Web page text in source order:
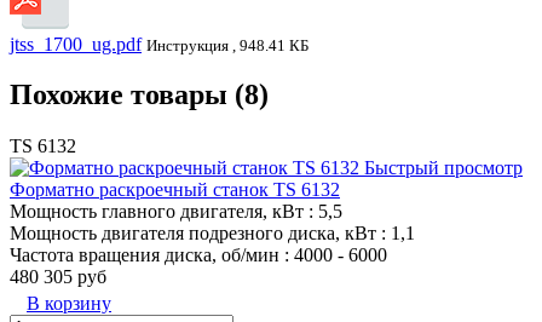
jtss_1700_ug.pdf Инструкция , 948.41 КБ
Похожие товары (8)
TS 6132
Быстрый просмотр
Форматно раскроечный станок TS 6132
Мощность главного двигателя, кВт : 5,5
Мощность двигателя подрезного диска, кВт : 1,1
Частота вращения диска, об/мин : 4000 - 6000
480 305 руб
В корзину